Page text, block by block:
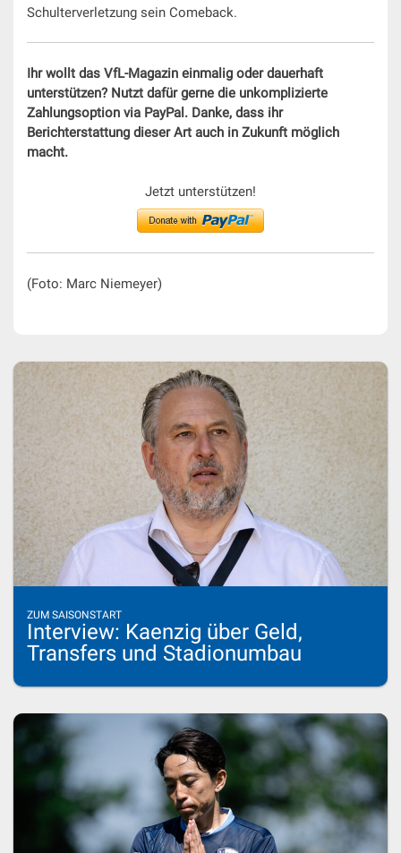
Schulterverletzung sein Comeback.
Ihr wollt das VfL-Magazin einmalig oder dauerhaft
unterstützen? Nutzt dafür gerne die unkomplizierte
Zahlungsoption via PayPal. Danke, dass ihr
Berichterstattung dieser Art auch in Zukunft möglich
macht.
Jetzt unterstützen!
(Foto: Marc Niemeyer)
ZUM SAISONSTART
Interview: Kaenzig über Geld,
Transfers und Stadionumbau